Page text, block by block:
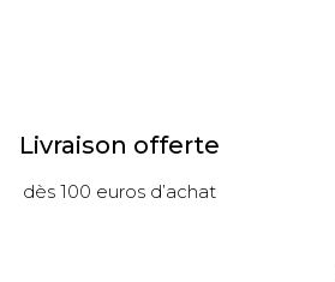
Livraison offerte
dès 100 euros d’achat